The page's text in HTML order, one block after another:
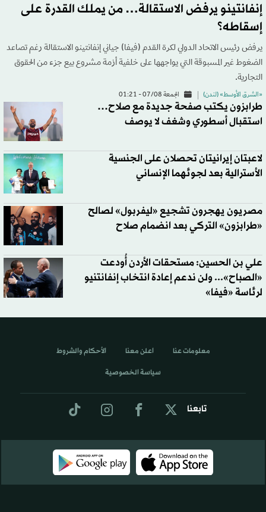
إنفانتينو يرفض الاستقالة… من يملك القدرة على
إسقاطه؟
يرفض رئيس الاتحاد الدولي لكرة القدم (فيفا) جياني إنفانتينو الاستقالة رغم تصاعد
الضغوط غير المسبوقة التي يواجهها على خلفية أزمة مشروع بيع جزء من الحقوق
التجارية.
«الشرق الأوسط» (لندن) الجمعة 07/08 - 01:21
طرابزون يكتب صفحة جديدة مع صلاح…
استقبال أسطوري وشغف لا يوصف
لاعبتان إيرانيتان تحصلان على الجنسية
الأسترالية بعد لجوئهما الإنساني
مصريون يهجرون تشجيع «ليفربول» لصالح
«طرابزون» التركي بعد انضمام صلاح
علي بن الحسين: مستحقات الأردن أُودعت
«الصباح»... ولن ندعم إعادة انتخاب إنفانتنيو
لرئاسة «فيفا»
تابعنا
معلومات عنا اعلن معنا الأحكام والشروط
سياسة الخصوصية